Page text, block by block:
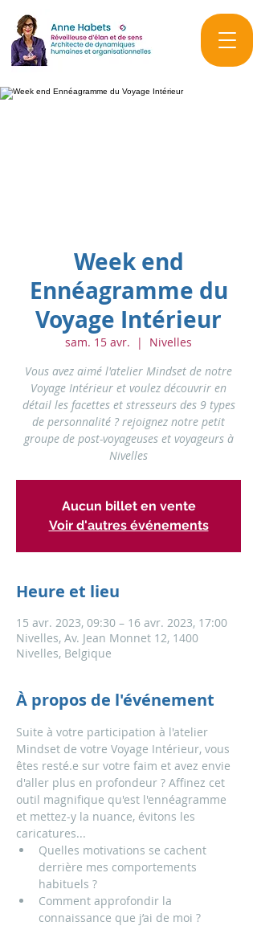
Week end
Ennéagramme du
Voyage Intérieur
sam. 15 avr.
  |
Nivelles
Vous avez aimé l'atelier Mindset de notre
Voyage Intérieur et voulez découvrir en
détail les facettes et stresseurs des 9 types
de personnalité ? rejoignez notre petit
groupe de post-voyageuses et voyageurs à
Nivelles
Aucun billet en vente
Voir d'autres événements
Heure et lieu
15 avr. 2023, 09:30 – 16 avr. 2023, 17:00
Nivelles, Av. Jean Monnet 12, 1400
Nivelles, Belgique
À propos de l'événement
Suite à votre participation à l'atelier
Mindset de votre Voyage Intérieur, vous
êtes resté.e sur votre faim et avez envie
d'aller plus en profondeur ? Affinez cet
outil magnifique qu'est l'ennéagramme
et mettez-y la nuance, évitons les
caricatures...
Quelles motivations se cachent
derrière mes comportements
habituels ?
Comment approfondir la
connaissance que j’ai de moi ?